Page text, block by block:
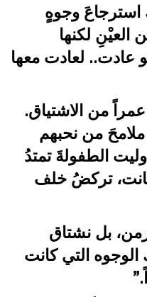
استرجاعَ وجوهٍ
لكنها
عادت.. لعادت معها
عمراً من الاشتياق.
من نحبهم
الطفولةَ تمتدُ
كانت، تركضُ خلف
بل نشتاق
الوجوه التي كانت